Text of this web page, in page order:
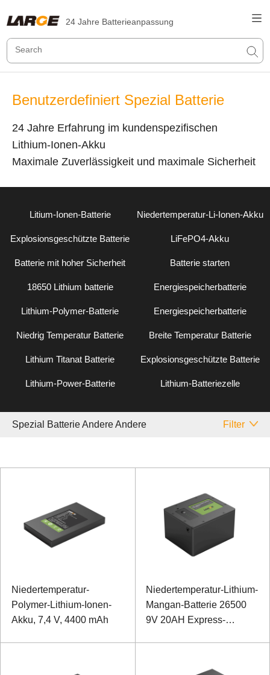
24 Jahre Batterieanpassung
Benutzerdefiniert Spezial Batterie
24 Jahre Erfahrung im kundenspezifischen
Lithium-Ionen-Akku
Maximale Zuverlässigkeit und maximale Sicherheit
Litium-Ionen-Batterie Niedertemperatur-Li-Ionen-Akku
Explosionsgeschützte Batterie LiFePO4-Akku
Batterie mit hoher Sicherheit Batterie starten
18650 Lithium batterie Energiespeicherbatterie
Lithium-Polymer-Batterie Energiespeicherbatterie
Niedrig Temperatur Batterie Breite Temperatur Batterie
Lithium Titanat Batterie Explosionsgeschützte Batterie
Lithium-Power-Batterie Lithium-Batteriezelle
Spezial Batterie Andere Andere Filter
Niedertemperatur-
Polymer-Lithium-Ionen-
Akku, 7,4 V, 4400 mAh
Niedertemperatur-Lithium-
Mangan-Batterie 26500
9V 20AH Express-